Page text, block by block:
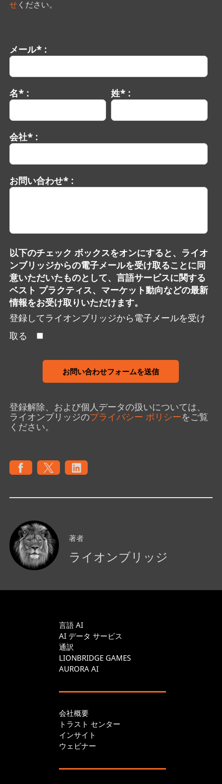
せください。
メール* :
名* : 姓* :
会社* :
お問い合わせ* :
以下のチェック ボックスをオンにすると、ライオ
ンブリッジからの電子メールを受け取ることに同
意いただいたものとして、言語サービスに関する
ベスト プラクティス、マーケット動向などの最新
情報をお受け取りいただけます。
登録してライオンブリッジから電子メールを受け
取る
お問い合わせフォームを送信
登録解除、および個人データの扱いについては、
ライオンブリッジのプライバシー ポリシーをご覧
ください。
著者
ライオンブリッジ
言語 AI
AI データ サービス
通訳
LIONBRIDGE GAMES
AURORA AI
会社概要
トラスト センター
インサイト
ウェビナー